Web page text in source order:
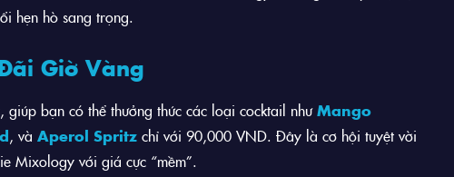
hẹn hò sang trọng.
Giờ Vàng
bạn có thể thưởng thức các loại cocktail nhưMango
, và Aperol Spritz chỉ với 90,000 VND. Đây là cơ hội tuyệt vời
Mixology với giá cực “mềm”.